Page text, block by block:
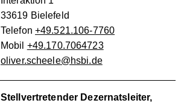
33619 Bielefeld
Telefon +49.521.106-7760
Mobil +49.170.7064723
oliver.scheele@hsbi.de
Stellvertretender Dezernatsleiter,